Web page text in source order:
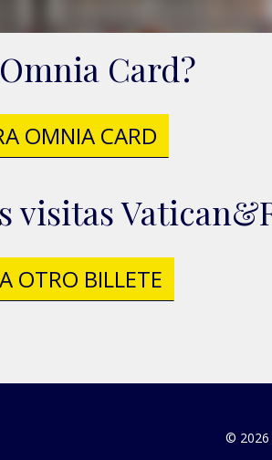
Card?
OMNIA CARD
visitas
OTRO BILLETE
© 2026